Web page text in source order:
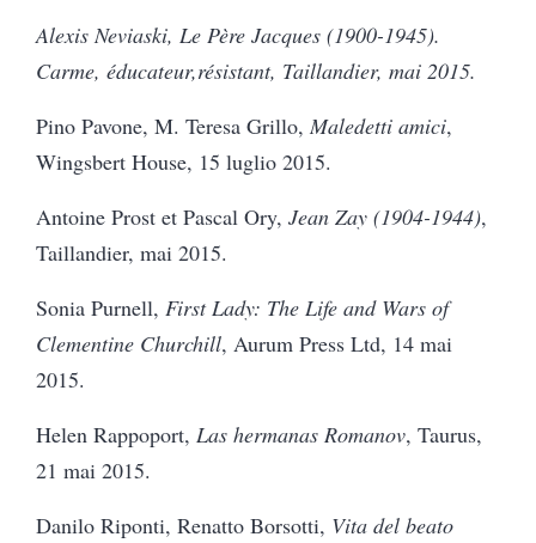
Alexis Neviaski, Le Père Jacques (1900-1945).
Carme, éducateur,résistant, Taillandier, mai 2015.
Pino Pavone, M. Teresa Grillo, Maledetti amici,
Wingsbert House, 15 luglio 2015.
Antoine Prost et Pascal Ory, Jean Zay (1904-1944),
Taillandier, mai 2015.
Sonia Purnell, First Lady: The Life and Wars of
Clementine Churchill, Aurum Press Ltd, 14 mai
2015.
Helen Rappoport, Las hermanas Romanov, Taurus,
21 mai 2015.
Danilo Riponti, Renatto Borsotti, Vita del beato